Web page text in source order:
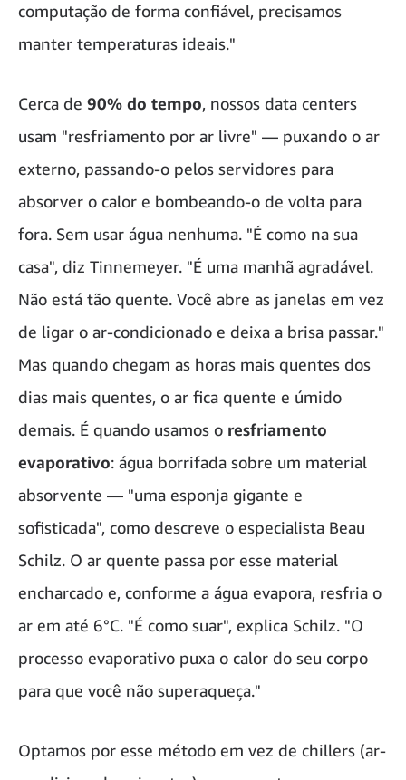
computação de forma confiável, precisamos
manter temperaturas ideais."
Cerca de 90% do tempo, nossos data centers
usam "resfriamento por ar livre" — puxando o ar
externo, passando-o pelos servidores para
absorver o calor e bombeando-o de volta para
fora. Sem usar água nenhuma. "É como na sua
casa", diz Tinnemeyer. "É uma manhã agradável.
Não está tão quente. Você abre as janelas em vez
de ligar o ar-condicionado e deixa a brisa passar."
Mas quando chegam as horas mais quentes dos
dias mais quentes, o ar fica quente e úmido
demais. É quando usamos o resfriamento
evaporativo: água borrifada sobre um material
absorvente — "uma esponja gigante e
sofisticada", como descreve o especialista Beau
Schilz. O ar quente passa por esse material
encharcado e, conforme a água evapora, resfria o
ar em até 6°C. "É como suar", explica Schilz. "O
processo evaporativo puxa o calor do seu corpo
para que você não superaqueça."
Optamos por esse método em vez de chillers (ar-